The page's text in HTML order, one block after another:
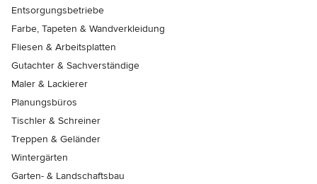
Entsorgungsbetriebe
Farbe, Tapeten & Wandverkleidung
Fliesen & Arbeitsplatten
Gutachter & Sachverständige
Maler & Lackierer
Planungsbüros
Tischler & Schreiner
Treppen & Geländer
Wintergärten
Garten- & Landschaftsbau